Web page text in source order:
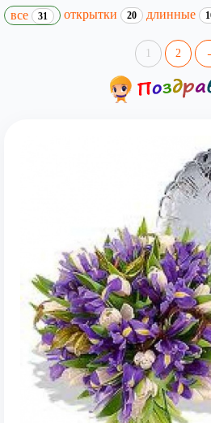
все 31 открытки 20 длинные
1 2